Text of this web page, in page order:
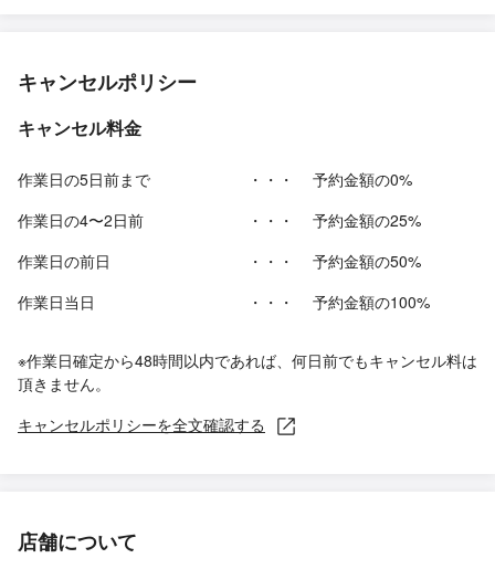
キャンセルポリシー
キャンセル料金
作業日の5日前まで ・・・
予約金額の0%
作業日の4〜2日前
・・・
予約金額の25%
作業日の前日
・・・
予約金額の50%
作業日当日
・・・ 予約金額の100%
※作業日確定から48時間以内であれば、何日前でもキャンセル料は
頂きません。
キャンセルポリシーを全文確認する
店舗について